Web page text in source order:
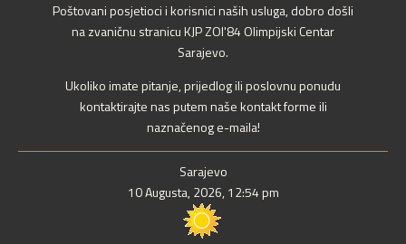
Poštovani posjetioci i korisnici naših usluga, dobro došli
na zvaničnu stranicu KJP ZOI'84 Olimpijski Centar
Sarajevo.
Ukoliko imate pitanje, prijedlog ili poslovnu ponudu
kontaktirajte nas putem naše kontakt forme ili
naznačenog e-maila!
Sarajevo
10 Augusta, 2026, 12:54 pm